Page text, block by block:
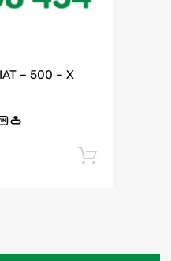
– 500 – X